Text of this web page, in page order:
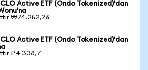
Active ETF (Ondo Tokenized)'dan
₩74.252,26
Active ETF (Ondo Tokenized)'dan
₽4.338,71